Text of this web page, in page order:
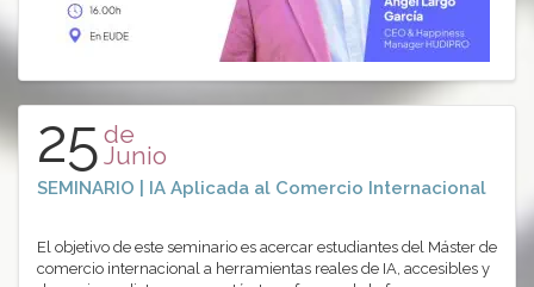
25 de
Junio
SEMINARIO | IA Aplicada al Comercio Internacional
El objetivo de este seminario es acercar estudiantes del Máster de
comercio internacional a herramientas reales de IA, accesibles y